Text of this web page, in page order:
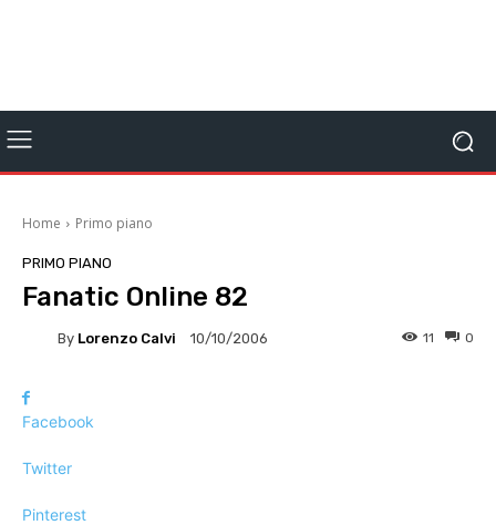
Home Primo piano
PRIMO PIANO
Fanatic Online 82
By Lorenzo Calvi 10/10/2006 0
11
Facebook
Twitter
Pinterest